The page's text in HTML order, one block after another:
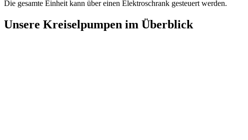
Die gesamte Einheit kann über einen Elektroschrank gesteuert werden.
Unsere Kreiselpumpen im Überblick